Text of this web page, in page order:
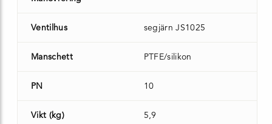
Ventilhus segjärn JS1025
Manschett PTFE/silikon
PN 10
Vikt (kg) 5,9